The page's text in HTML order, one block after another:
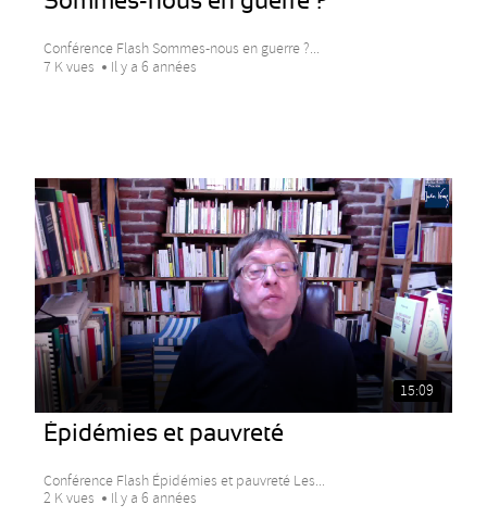
Conférence Flash Sommes-nous en guerre ?...
7 K vues
Il y a 6 années
15:09
Épidémies et pauvreté
Conférence Flash Épidémies et pauvreté Les...
2 K vues
Il y a 6 années